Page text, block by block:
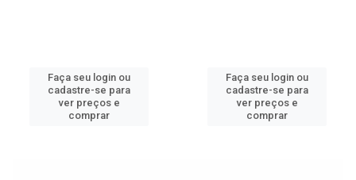
Faça seu login ou
cadastre-se para
ver preços e
comprar
Faça seu login ou
cadastre-se para
ver preços e
comprar